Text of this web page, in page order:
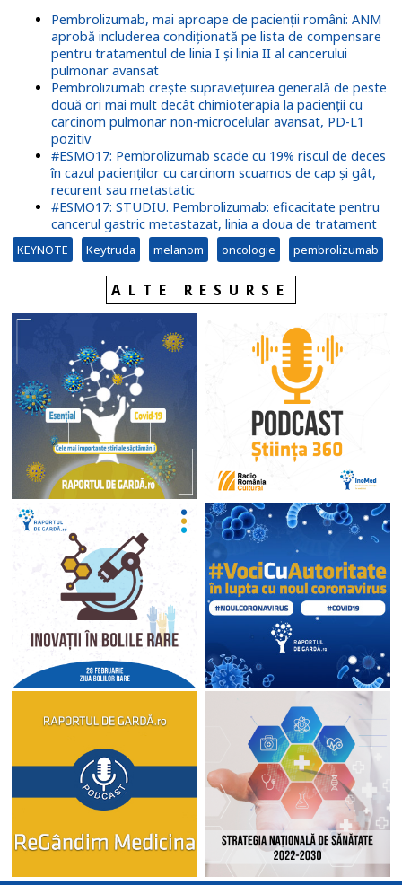
Pembrolizumab, mai aproape de pacienții români: ANM
aprobă includerea condiționată pe lista de compensare
pentru tratamentul de linia I și linia II al cancerului
pulmonar avansat
Pembrolizumab crește supraviețuirea generală de peste
două ori mai mult decât chimioterapia la pacienții cu
carcinom pulmonar non-microcelular avansat, PD-L1
pozitiv
#ESMO17: Pembrolizumab scade cu 19% riscul de deces
în cazul pacienților cu carcinom scuamos de cap și gât,
recurent sau metastatic
#ESMO17: STUDIU. Pembrolizumab: eficacitate pentru
cancerul gastric metastazat, linia a doua de tratament
KEYNOTE Keytruda melanom oncologie pembrolizumab
ALTE RESURSE